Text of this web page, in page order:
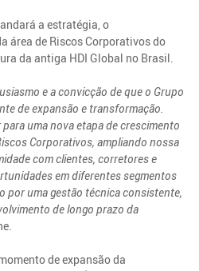
a estratégia, o
área de Riscos Corporativos do
da antiga HDI Global no Brasil.
e a convicção de que o Grupo
de expansão e transformação.
uma nova etapa de crescimento
Corporativos, ampliando nossa
com clientes, corretores e
em diferentes segmentos
por uma gestão técnica consistente,
de longo prazo da
de expansão da